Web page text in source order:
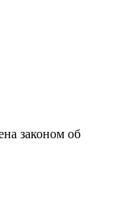
законом об